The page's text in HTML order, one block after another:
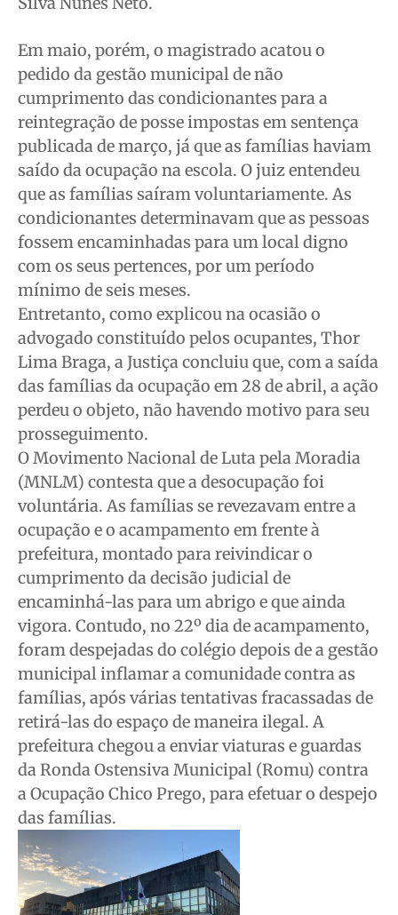
Em maio, porém, o magistrado acatou o
pedido da gestão municipal de não
cumprimento das condicionantes para a
reintegração de posse impostas em sentença
publicada de março, já que as famílias haviam
saído da ocupação na escola. O juiz entendeu
que as famílias saíram voluntariamente. As
condicionantes determinavam que as pessoas
fossem encaminhadas para um local digno
com os seus pertences, por um período
mínimo de seis meses.
Entretanto, como explicou na ocasião o
advogado constituído pelos ocupantes, Thor
Lima Braga, a Justiça concluiu que, com a saída
das famílias da ocupação em 28 de abril, a ação
perdeu o objeto, não havendo motivo para seu
prosseguimento.
O Movimento Nacional de Luta pela Moradia
(MNLM) contesta que a desocupação foi
voluntária. As famílias se revezavam entre a
ocupação e o acampamento em frente à
prefeitura, montado para reivindicar o
cumprimento da decisão judicial de
encaminhá-las para um abrigo e que ainda
vigora. Contudo, no 22º dia de acampamento,
foram despejadas do colégio depois de a gestão
municipal inflamar a comunidade contra as
famílias, após várias tentativas fracassadas de
retirá-las do espaço de maneira ilegal. A
prefeitura chegou a enviar viaturas e guardas
da Ronda Ostensiva Municipal (Romu) contra
a Ocupação Chico Prego, para efetuar o despejo
das famílias.